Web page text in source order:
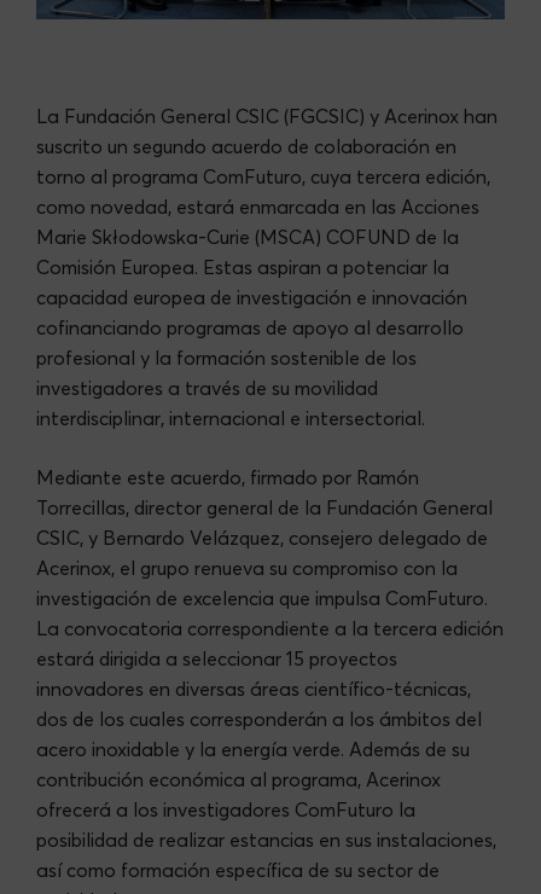
La Fundación General CSIC (FGCSIC) y Acerinox han
suscrito un segundo acuerdo de colaboración en
torno al programa ComFuturo, cuya tercera edición,
como novedad, estará enmarcada en las Acciones
Marie Skłodowska-Curie (MSCA) COFUND de la
Comisión Europea. Estas aspiran a potenciar la
capacidad europea de investigación e innovación
cofinanciando programas de apoyo al desarrollo
profesional y la formación sostenible de los
investigadores a través de su movilidad
interdisciplinar, internacional e intersectorial.
Mediante este acuerdo, firmado por Ramón
Torrecillas, director general de la Fundación General
CSIC, y Bernardo Velázquez, consejero delegado de
Acerinox, el grupo renueva su compromiso con la
investigación de excelencia que impulsa ComFuturo.
La convocatoria correspondiente a la tercera edición
estará dirigida a seleccionar 15 proyectos
innovadores en diversas áreas científico-técnicas,
dos de los cuales corresponderán a los ámbitos del
acero inoxidable y la energía verde. Además de su
contribución económica al programa, Acerinox
ofrecerá a los investigadores ComFuturo la
posibilidad de realizar estancias en sus instalaciones,
así como formación específica de su sector de